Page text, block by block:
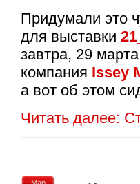
Придумали это
для выставки
завтра, 29
компания Issey
а вот об этом
Читать далее: